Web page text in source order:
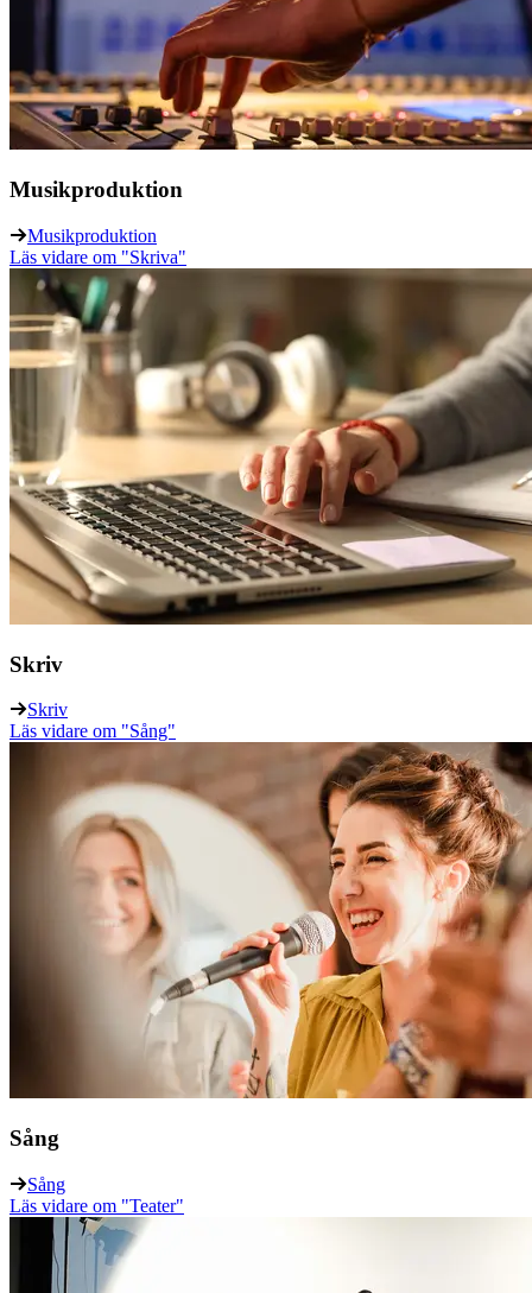
Musikproduktion
Musikproduktion
Läs vidare om "Skriva"
Skriv
Skriv
Läs vidare om "Sång"
Sång
Sång
Läs vidare om "Teater"